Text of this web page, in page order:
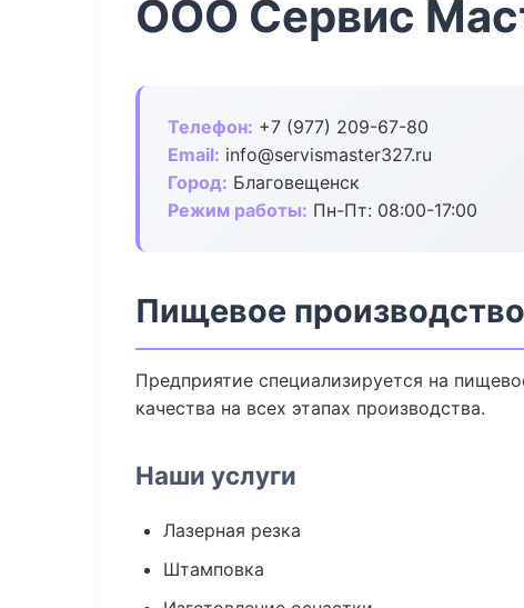
ООО Сервис
Телефон: +7 (977) 209-67-80
Email: info@servismaster327.ru
Город: Благовещенск
Режим работы: Пн-Пт: 08:00-17:00
Пищевое
Предприятие специализируется на
качества на всех этапах производства.
Наши услуги
Лазерная резка
Штамповка